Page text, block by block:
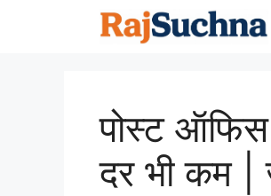
पोस्ट ऑफिस
दर भी कम |